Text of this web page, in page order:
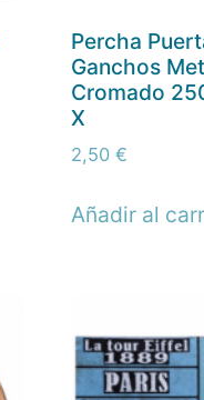
Percha
Ganchos
Cromado
X
2,50€
Añadir al